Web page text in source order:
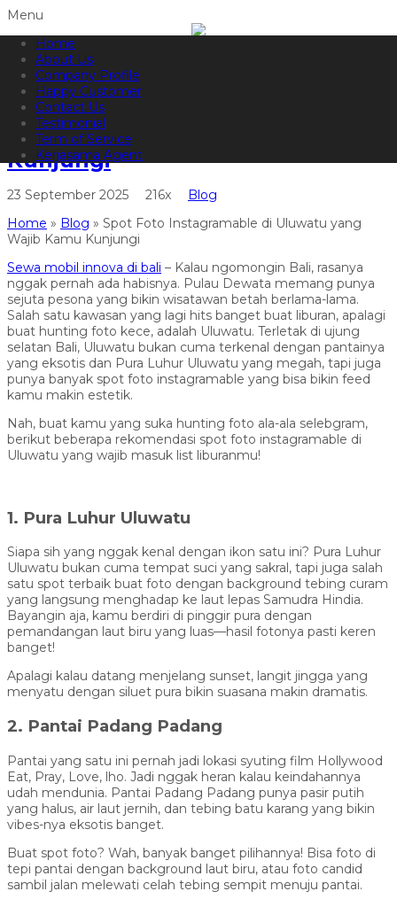
Menu
Home
About Us
Company Profile
Happy Customer
Contact Us
Testimonial
Term of Service
Kerjasama Agent
Informasi lebih lanjut?
Spot Foto Instagramable di
Uluwatu yang Wajib Kamu
Kunjungi
23 September 2025 216x
Blog
Home » Blog » Spot Foto Instagramable di Uluwatu yang
Wajib Kamu Kunjungi
Sewa mobil innova di bali – Kalau ngomongin Bali, rasanya
nggak pernah ada habisnya. Pulau Dewata memang punya
sejuta pesona yang bikin wisatawan betah berlama-lama.
Salah satu kawasan yang lagi hits banget buat liburan, apalagi
buat hunting foto kece, adalah Uluwatu. Terletak di ujung
selatan Bali, Uluwatu bukan cuma terkenal dengan pantainya
yang eksotis dan Pura Luhur Uluwatu yang megah, tapi juga
punya banyak spot foto instagramable yang bisa bikin feed
kamu makin estetik.
Nah, buat kamu yang suka hunting foto ala-ala selebgram,
berikut beberapa rekomendasi spot foto instagramable di
Uluwatu yang wajib masuk list liburanmu!
1. Pura Luhur Uluwatu
Siapa sih yang nggak kenal dengan ikon satu ini? Pura Luhur
Uluwatu bukan cuma tempat suci yang sakral, tapi juga salah
satu spot terbaik buat foto dengan background tebing curam
yang langsung menghadap ke laut lepas Samudra Hindia.
Bayangin aja, kamu berdiri di pinggir pura dengan
pemandangan laut biru yang luas—hasil fotonya pasti keren
banget!
Apalagi kalau datang menjelang sunset, langit jingga yang
menyatu dengan siluet pura bikin suasana makin dramatis.
2. Pantai Padang Padang
Pantai yang satu ini pernah jadi lokasi syuting film Hollywood
Eat, Pray, Love, lho. Jadi nggak heran kalau keindahannya
udah mendunia. Pantai Padang Padang punya pasir putih
yang halus, air laut jernih, dan tebing batu karang yang bikin
vibes-nya eksotis banget.
Buat spot foto? Wah, banyak banget pilihannya! Bisa foto di
tepi pantai dengan background laut biru, atau foto candid
sambil jalan melewati celah tebing sempit menuju pantai.